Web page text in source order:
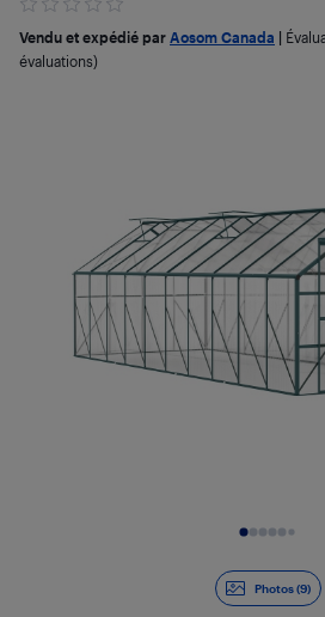
Photos (9)
Vendu et expédié par Aosom Canada
évaluations)